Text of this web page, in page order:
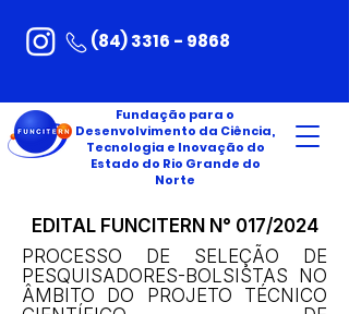
(84) 3316 - 9868
Fundação para o
Desenvolvimento da Ciência,
Tecnologia e Inovação do
Estado do Rio Grande do
Norte
EDITAL FUNCITERN N° 017/2024
PROCESSO DE SELEÇÃO DE
PESQUISADORES-BOLSISTAS NO
ÂMBITO DO PROJETO TÉCNICO